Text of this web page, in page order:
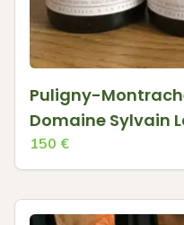
Puligny-
Domaine Sylvain
150 €